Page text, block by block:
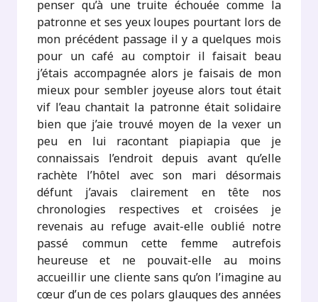
penser qu’à une truite échouée comme la
patronne et ses yeux loupes pourtant lors de
mon précédent passage il y a quelques mois
pour un café au comptoir il faisait beau
j’étais accompagnée alors je faisais de mon
mieux pour sembler joyeuse alors tout était
vif l’eau chantait la patronne était solidaire
bien que j’aie trouvé moyen de la vexer un
peu en lui racontant piapiapia que je
connaissais l’endroit depuis avant qu’elle
rachète l’hôtel avec son mari désormais
défunt j’avais clairement en tête nos
chronologies respectives et croisées je
revenais au refuge avait-elle oublié notre
passé commun cette femme autrefois
heureuse et ne pouvait-elle au moins
accueillir une cliente sans qu’on l’imagine au
cœur d’un de ces polars glauques des années